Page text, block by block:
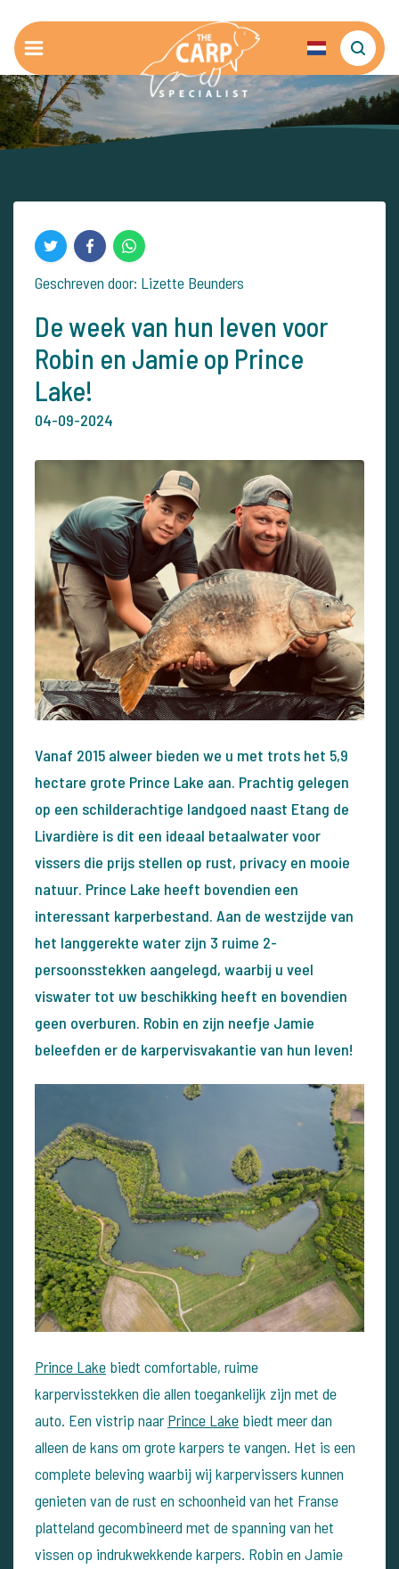
Geschreven door: Lizette Beunders
De week van hun leven voor
Robin en Jamie op Prince
Lake!
04-09-2024
Vanaf 2015 alweer bieden we u met trots het 5,9
hectare grote Prince Lake aan. Prachtig gelegen
op een schilderachtige landgoed naast Etang de
Livardière is dit een ideaal betaalwater voor
vissers die prijs stellen op rust, privacy en mooie
natuur. Prince Lake heeft bovendien een
interessant karperbestand. Aan de westzijde van
het langgerekte water zijn 3 ruime 2-
persoonsstekken aangelegd, waarbij u veel
viswater tot uw beschikking heeft en bovendien
geen overburen. Robin en zijn neefje Jamie
beleefden er de karpervisvakantie van hun leven!
Prince Lake biedt comfortable, ruime
karpervisstekken die allen toegankelijk zijn met de
auto. Een vistrip naar Prince Lake biedt meer dan
alleen de kans om grote karpers te vangen. Het is een
complete beleving waarbij wij karpervissers kunnen
genieten van de rust en schoonheid van het Franse
platteland gecombineerd met de spanning van het
vissen op indrukwekkende karpers. Robin en Jamie